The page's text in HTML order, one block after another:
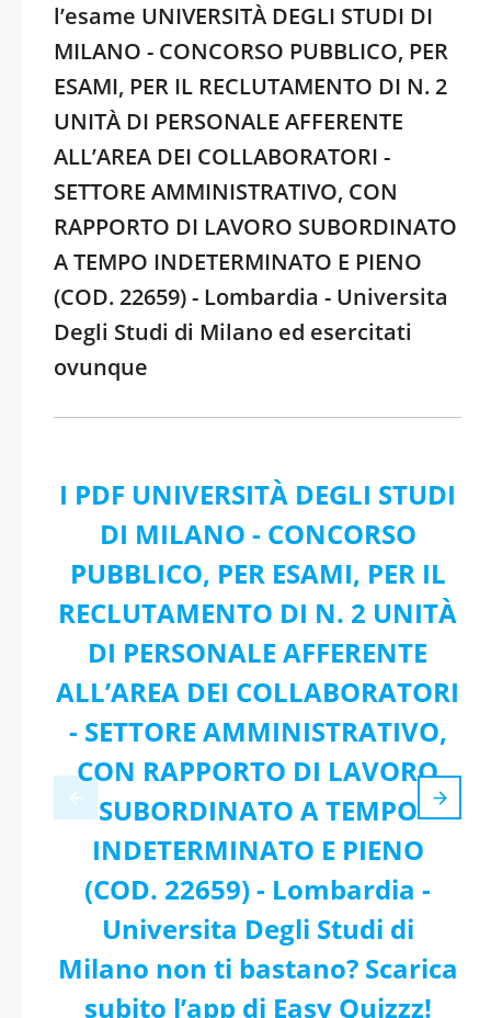
l’esame UNIVERSITÀ DEGLI STUDI DI
MILANO - CONCORSO PUBBLICO, PER
ESAMI, PER IL RECLUTAMENTO DI N. 2
UNITÀ DI PERSONALE AFFERENTE
ALL’AREA DEI COLLABORATORI -
SETTORE AMMINISTRATIVO, CON
RAPPORTO DI LAVORO SUBORDINATO
A TEMPO INDETERMINATO E PIENO
(COD. 22659) - Lombardia - Universita
Degli Studi di Milano ed esercitati
ovunque
I PDF UNIVERSITÀ DEGLI STUDI
DI MILANO - CONCORSO
PUBBLICO, PER ESAMI, PER IL
RECLUTAMENTO DI N. 2 UNITÀ
DI PERSONALE AFFERENTE
ALL’AREA DEI COLLABORATORI
- SETTORE AMMINISTRATIVO,
CON RAPPORTO DI LAVORO
SUBORDINATO A TEMPO
INDETERMINATO E PIENO
(COD. 22659) - Lombardia -
Universita Degli Studi di
Milano non ti bastano? Scarica
subito l’app di Easy Quizzz!